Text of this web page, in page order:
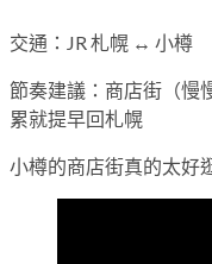
交通：JR 札幌 ↔ 小樽
節奏建議：商店街（
累就提早回札幌
小樽的商店街真的太好